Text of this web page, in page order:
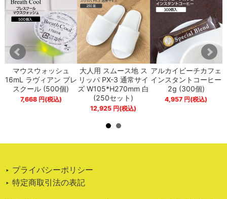
マウスウォッシュ
16mL ラヴィアン ブレ
スクール (500個)
7,668円(税込)
大人用 スムース地 ス
リッパ PX-3 通常サイ
ズ W105*H270mm 白
(250セット)
12,925 円(税込)
アルカイビーチカフェ
インスタントコーヒー
2g (300個)
4,957 円(税込)
‣ プライバシーポリシー
‣ 特定商取引法の表記